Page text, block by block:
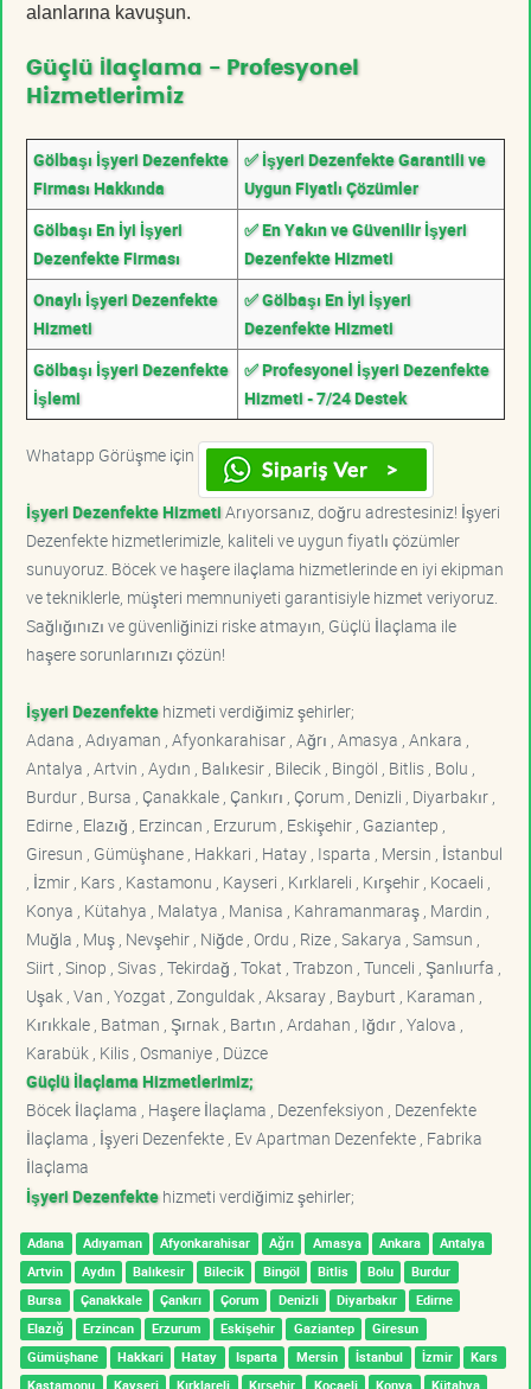
alanlarına kavuşun.
Güçlü İlaçlama - Profesyonel
Hizmetlerimiz
Gölbaşı İşyeri Dezenfekte
Firması Hakkında
✅ İşyeri Dezenfekte Garantili ve
Uygun Fiyatlı Çözümler
Gölbaşı En İyi İşyeri
Dezenfekte Firması
✅ En Yakın ve Güvenilir İşyeri
Dezenfekte Hizmeti
Onaylı İşyeri Dezenfekte
Hizmeti
✅ Gölbaşı En İyi İşyeri
Dezenfekte Hizmeti
Gölbaşı İşyeri Dezenfekte
İşlemi
✅ Profesyonel İşyeri Dezenfekte
Hizmeti - 7/24 Destek
Whatapp Görüşme için
İşyeri Dezenfekte HizmetiArıyorsanız, doğru adrestesiniz! İşyeri
Dezenfekte hizmetlerimizle, kaliteli ve uygun fiyatlı çözümler
sunuyoruz. Böcek ve haşere ilaçlama hizmetlerinde en iyi ekipman
ve tekniklerle, müşteri memnuniyeti garantisiyle hizmet veriyoruz.
Sağlığınızı ve güvenliğinizi riske atmayın, Güçlü İlaçlama ile
haşere sorunlarınızı çözün!
İşyeri Dezenfektehizmeti verdiğimiz şehirler;
Adana , Adıyaman , Afyonkarahisar , Ağrı , Amasya , Ankara ,
Antalya , Artvin , Aydın , Balıkesir , Bilecik , Bingöl , Bitlis , Bolu ,
Burdur , Bursa , Çanakkale , Çankırı , Çorum , Denizli , Diyarbakır ,
Edirne , Elazığ , Erzincan , Erzurum , Eskişehir , Gaziantep ,
Giresun , Gümüşhane , Hakkari , Hatay , Isparta , Mersin , İstanbul
, İzmir , Kars , Kastamonu , Kayseri , Kırklareli , Kırşehir , Kocaeli ,
Konya , Kütahya , Malatya , Manisa , Kahramanmaraş , Mardin ,
Muğla , Muş , Nevşehir , Niğde , Ordu , Rize , Sakarya , Samsun ,
Siirt , Sinop , Sivas , Tekirdağ , Tokat , Trabzon , Tunceli , Şanlıurfa ,
Uşak , Van , Yozgat , Zonguldak , Aksaray , Bayburt , Karaman ,
Kırıkkale , Batman , Şırnak , Bartın , Ardahan , Iğdır , Yalova ,
Karabük , Kilis , Osmaniye , Düzce
Güçlü İlaçlama Hizmetlerimiz;
Böcek İlaçlama , Haşere İlaçlama , Dezenfeksiyon , Dezenfekte
İlaçlama , İşyeri Dezenfekte , Ev Apartman Dezenfekte , Fabrika
İlaçlama
İşyeri Dezenfektehizmeti verdiğimiz şehirler;
Adana Adıyaman Afyonkarahisar Ağrı Amasya Ankara
Antalya
Artvin
Aydın Balıkesir Bilecik Bingöl Bitlis Bolu
Burdur
Bursa
Çanakkale Çankırı Çorum Denizli Diyarbakır
Edirne
Elazığ
Erzincan Erzurum Eskişehir Gaziantep
Giresun
Gümüşhane
Hakkari Hatay Isparta Mersin İstanbul İzmir
Kars
Kastamonu
Kayseri Kırklareli Kırşehir Kocaeli Konya Kütahya